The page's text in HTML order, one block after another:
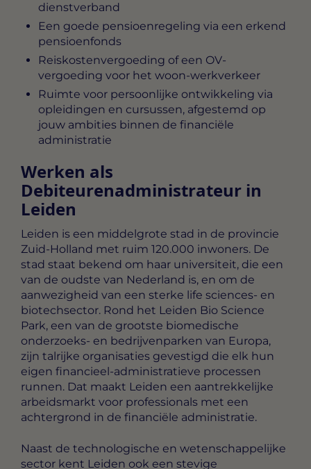
dienstverband
Een goede pensioenregeling via een erkend
pensioenfonds
Reiskostenvergoeding of een OV-
vergoeding voor het woon-werkverkeer
Ruimte voor persoonlijke ontwikkeling via
opleidingen en cursussen, afgestemd op
jouw ambities binnen de financiële
administratie
Werken als
Debiteurenadministrateur in
Leiden
Leiden is een middelgrote stad in de provincie
Zuid-Holland met ruim 120.000 inwoners. De
stad staat bekend om haar universiteit, die een
van de oudste van Nederland is, en om de
aanwezigheid van een sterke life sciences- en
biotechsector. Rond het Leiden Bio Science
Park, een van de grootste biomedische
onderzoeks- en bedrijvenparken van Europa,
zijn talrijke organisaties gevestigd die elk hun
eigen financieel-administratieve processen
runnen. Dat maakt Leiden een aantrekkelijke
arbeidsmarkt voor professionals met een
achtergrond in de financiële administratie.
Naast de technologische en wetenschappelijke
sector kent Leiden ook een stevige